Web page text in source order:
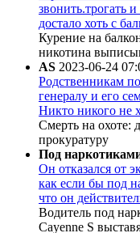
звонить.трогать
достало хоть с
Курение на
никотина
AS 2023-06-24
Родственникам
генералу и его
Никто никого не
Смерть на охоте:
прокуратуру
Под
Он отказался от
как если бы под
что он
Водитель под
Cayenne S